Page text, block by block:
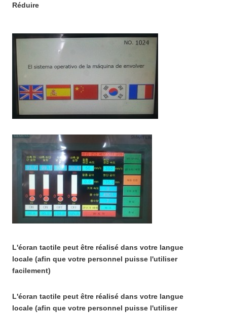
Réduire
L'écran tactile peut être réalisé dans votre langue
locale (afin que votre personnel puisse l'utiliser
facilement)
L'écran tactile peut être réalisé dans votre langue
locale (afin que votre personnel puisse l'utiliser